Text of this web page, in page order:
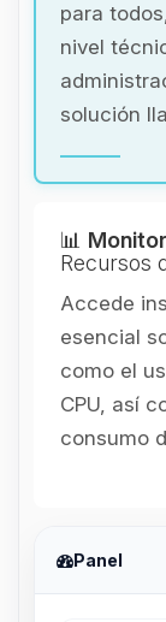
para
nivel
solución
📊
Recursos
Accede
esencial
como el
CPU, así
consumo
Panel